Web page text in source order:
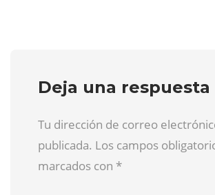
Deja una respuesta
Tu dirección de correo
publicada. Los campos
marcados con *